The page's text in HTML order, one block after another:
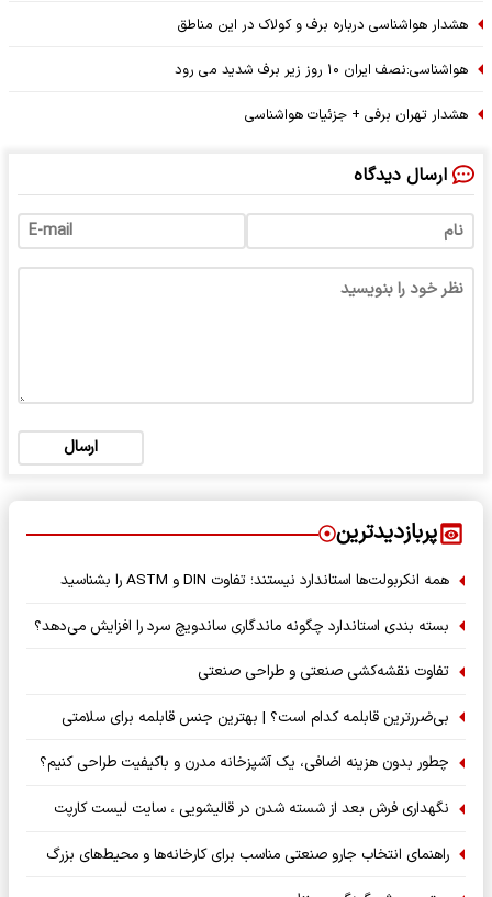
هشدار هواشناسی درباره برف و کولاک در این مناطق
هواشناسی:نصف ایران ۱۰ روز زیر برف شدید می رود
هشدار تهران برفی + جزئیات هواشناسی
ارسال دیدگاه
ارسال
پربازدیدترین
همه انکربولت‌ها استاندارد نیستند؛ تفاوت DIN و ASTM را بشناسید
بسته‌ بندی استاندارد چگونه ماندگاری ساندویچ سرد را افزایش می‌دهد؟
تفاوت نقشه‌کشی صنعتی و طراحی صنعتی
بی‌ضررترین قابلمه کدام است؟ | بهترین جنس قابلمه برای سلامتی
چطور بدون هزینه اضافی، یک آشپزخانه مدرن و باکیفیت طراحی کنیم؟
نگهداری فرش بعد از شسته شدن در قالیشویی ، سایت لیست کارپت
راهنمای انتخاب جارو صنعتی مناسب برای کارخانه‌ها و محیط‌های بزرگ